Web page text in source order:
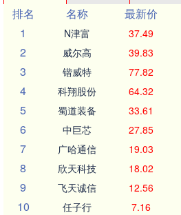
排名
名称 最新价
1
N津富 37.49
2 威尔高 39.83
3 锴威特 77.82
4 科翔股份 64.32
5 蜀道装备 33.61
6 中巨芯 27.85
7 广哈通信 19.03
8 欣天科技 18.02
9 飞天诚信 12.56
10 任子行 7.16